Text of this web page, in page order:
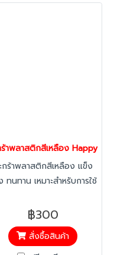
า รถเข็นห้าง รถเข็นบริการ
าพลาสติกสีเหลือง Happy
กร้าพลาสติกสีเหลือง แข็ง
ทนทาน เหมาะสำหรับการใช้
บตะกร้า หรือนำมาใช้สำหรับ
ไปจ่ายตลาด ใช้คอนโด
฿300
สั่งซื้อสินค้า